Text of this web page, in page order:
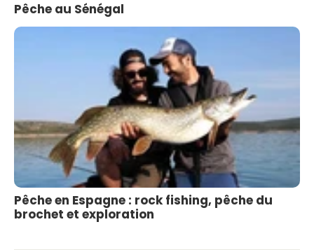
Pêche au Sénégal
Pêche en Espagne : rock fishing, pêche du
brochet et exploration